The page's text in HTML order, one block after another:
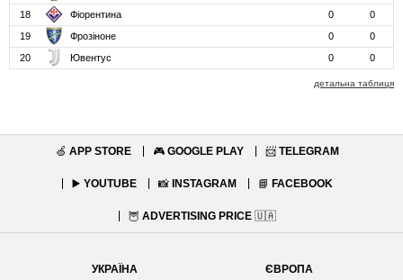
18
Фіорентина 0
0
19
Фрозіноне 0
0
20
Ювентус 0 0
детальна таблиця
🍏 APP STORE 🎮 GOOGLE PLAY 📨 TELEGRAM
▶️ YOUTUBE 📸 INSTAGRAM 📘 FACEBOOK
🦉 ADVERTISING PRICE 🇺🇦
УКРАЇНА
ЄВРОПА